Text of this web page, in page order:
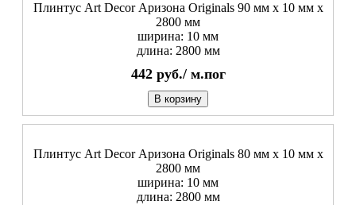
Плинтус Art Decor Аризона Originals 90 мм х 10 мм х
2800 мм
ширина: 10 мм
длина: 2800 мм
442 руб./ м.пог
В корзину
Плинтус Art Decor Аризона Originals 80 мм х 10 мм х
2800 мм
ширина: 10 мм
длина: 2800 мм